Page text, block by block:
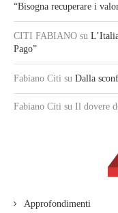
“Bisogna recuperare i
CITI FABIANO su
Pago”
Fabiano Citi su Dalla
Fabiano Citi su Il dovere
Approfondimenti